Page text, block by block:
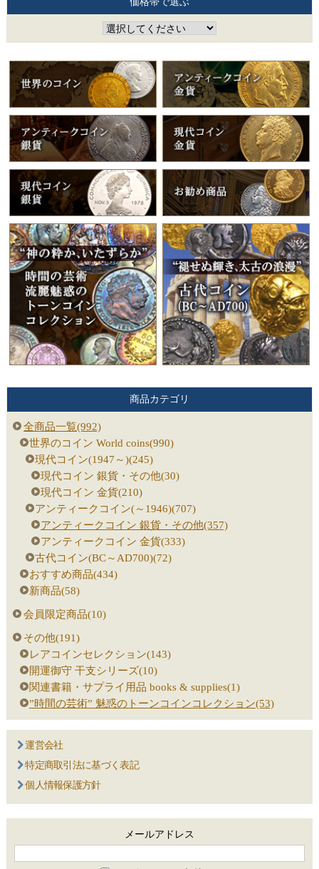
商品カテゴリ
全商品一覧(992)
世界のコイン World coins(990)
現代コイン(1947～)(245)
現代コイン 銀貨・その他(30)
現代コイン 金貨(210)
アンティークコイン(～1946)(707)
アンティークコイン 銀貨・その他(357)
アンティークコイン 金貨(333)
古代コイン(BC～AD700)(72)
おすすめ商品(434)
新商品(58)
会員限定商品(10)
その他(191)
レアコインセレクション(143)
開運御守 干支シリーズ(10)
関連書籍・サプライ用品 books & supplies(1)
”時間の芸術” 魅惑のトーンコインコレクション(53)
運営会社
特定商取引法に基づく表記
個人情報保護方針
メールアドレス